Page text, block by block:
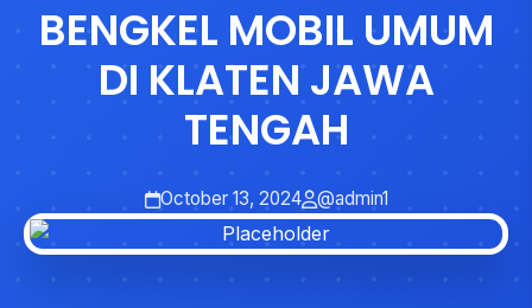
BENGKEL MOBIL UMUM
DI KLATEN JAWA
TENGAH
October 13, 2024 @admin1